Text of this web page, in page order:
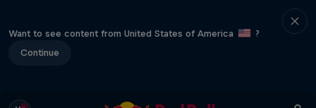
Want to see content from United States of America
?
Continue